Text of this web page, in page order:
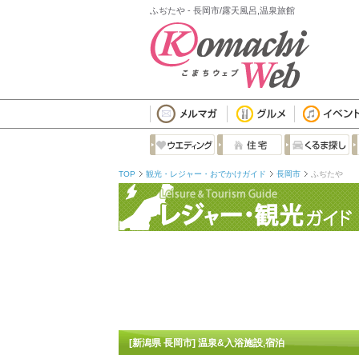
ふぢたや - 長岡市/露天風呂,温泉旅館
TOP 観光・レジャー・おでかけガイド 長岡市 ふぢたや
[新潟県 長岡市] 温泉&入浴施設,宿泊